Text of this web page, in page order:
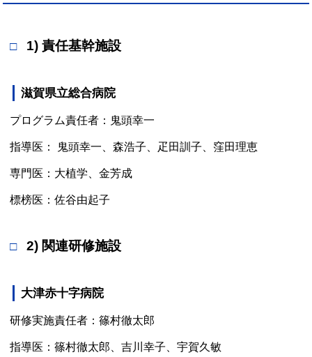
1) 責任基幹施設
滋賀県立総合病院
プログラム責任者：鬼頭幸一
指導医： 鬼頭幸一、森浩子、疋田訓子、窪田理恵
専門医：大植学、金芳成
標榜医：佐谷由起子
2) 関連研修施設
大津赤十字病院
研修実施責任者：篠村徹太郎
指導医：篠村徹太郎、吉川幸子、宇賀久敏